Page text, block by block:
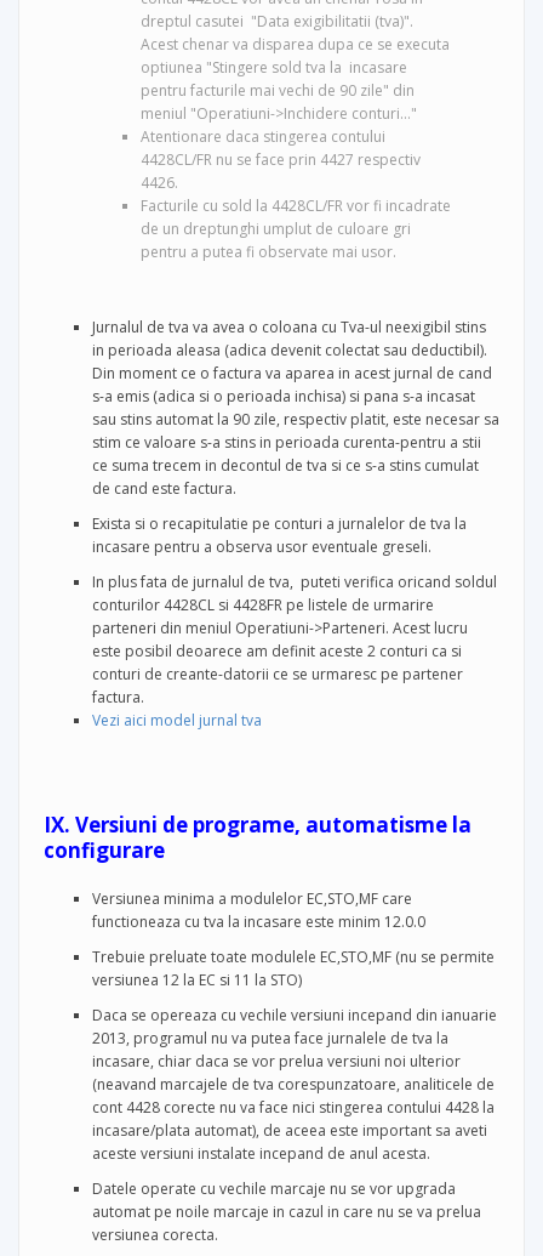
dreptul casutei "Data exigibilitatii (tva)".
Acest chenar va disparea dupa ce se executa
optiunea "Stingere sold tva la incasare
pentru facturile mai vechi de 90 zile" din
meniul "Operatiuni->Inchidere conturi..."
Atentionare daca stingerea contului
4428CL/FR nu se face prin 4427 respectiv
4426.
Facturile cu sold la 4428CL/FR vor fi incadrate
de un dreptunghi umplut de culoare gri
pentru a putea fi observate mai usor.
Jurnalul de tva va avea o coloana cu Tva-ul neexigibil stins
in perioada aleasa (adica devenit colectat sau deductibil).
Din moment ce o factura va aparea in acest jurnal de cand
s-a emis (adica si o perioada inchisa) si pana s-a incasat
sau stins automat la 90 zile, respectiv platit, este necesar sa
stim ce valoare s-a stins in perioada curenta-pentru a stii
ce suma trecem in decontul de tva si ce s-a stins cumulat
de cand este factura.
Exista si o recapitulatie pe conturi a jurnalelor de tva la
incasare pentru a observa usor eventuale greseli.
In plus fata de jurnalul de tva, puteti verifica oricand soldul
conturilor 4428CL si 4428FR pe listele de urmarire
parteneri din meniul Operatiuni->Parteneri. Acest lucru
este posibil deoarece am definit aceste 2 conturi ca si
conturi de creante-datorii ce se urmaresc pe partener
factura.
Vezi aici model jurnal tva
IX. Versiuni de programe, automatisme la
configurare
Versiunea minima a modulelor EC,STO,MF care
functioneaza cu tva la incasare este minim 12.0.0
Trebuie preluate toate modulele EC,STO,MF (nu se permite
versiunea 12 la EC si 11 la STO)
Daca se opereaza cu vechile versiuni incepand din ianuarie
2013, programul nu va putea face jurnalele de tva la
incasare, chiar daca se vor prelua versiuni noi ulterior
(neavand marcajele de tva corespunzatoare, analiticele de
cont 4428 corecte nu va face nici stingerea contului 4428 la
incasare/plata automat), de aceea este important sa aveti
aceste versiuni instalate incepand de anul acesta.
Datele operate cu vechile marcaje nu se vor upgrada
automat pe noile marcaje in cazul in care nu se va prelua
versiunea corecta.